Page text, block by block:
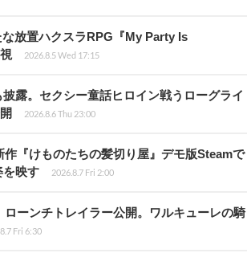
放置ハクスラRPG『My Party Is
2026.8.5 Wed 17:15
露。セクシー童話ヒロイン戦うローグライ
2026.8.6 Thu 23:00
『けものたちの髪切り屋』デモ版Steamで
を映す
2026.8.7 Fri 2:00
ーンチトレイラー公開。ワルキューレの騎
Fri 6:30